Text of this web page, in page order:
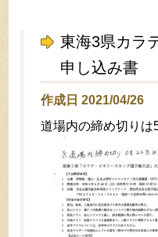
東海3県カラ
申し込み書
作成日 2021/04/26
道場内の締め切りは